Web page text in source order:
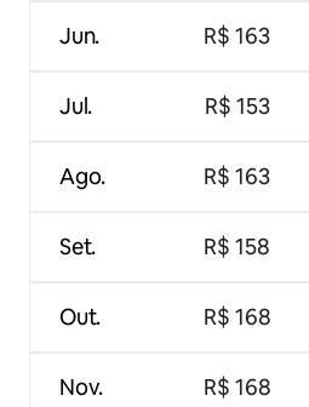
Jun.
Jul.
Ago.
Set.
Out.
Nov.
R$ 163
R$ 153
R$ 163
R$ 158
R$ 168
R$ 168